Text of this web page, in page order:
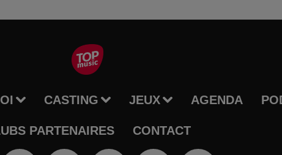
CASTING JEUX AGENDA
PARTENAIRES CONTACT